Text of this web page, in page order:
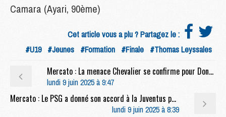
Camara (Ayari, 90ème)
Cet article vous a plu ? Partagez le :
#U19 #Jeunes #Formation #Finale #Thomas Leyssales
Mercato : La menace Chevalier se confirme pour Donnarumma
lundi 9 juin 2025 à 9:47
Mercato : Le PSG a donné son accord à la Juventus pour Kolo Muani
lundi 9 juin 2025 à 8:39